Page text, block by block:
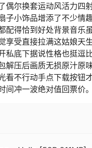
偶尔换套运动风活力四
子小饰品增添了不少情
配得恰到好处背景音乐
享受直接拉满这姑娘天
私底下据说性格也挺逗
解压后画质无损原汁原
看不行动手点下载按钮
间冲一波绝对值回票价。